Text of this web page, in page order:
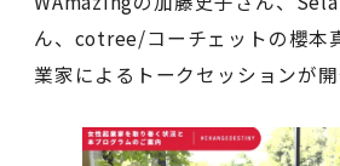
ん、cotree/コーチェットの櫻本
業家によるトークセッションが開